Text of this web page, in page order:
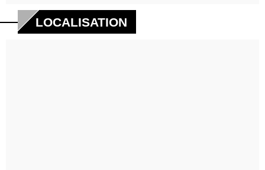
LOCALISATION